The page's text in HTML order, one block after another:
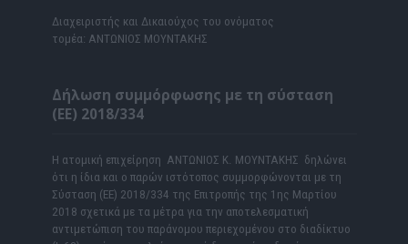
Διαχειριστής και Δικαιούχος του ονόματος
τομέα: ΑΝΤΩΝΙΟΣ ΜΟΥΝΤΑΚΗΣ
Δήλωση συμμόρφωσης με τη σύσταση
(ΕΕ) 2018/334
Η ατομική επιχείρηση ΑΝΤΩΝΙΟΣ Κ. ΜΟΥΝΤΑΚΗΣ δηλώνει
ότι η ίδια και ο παρών ιστότοπος συμμορφώνονται με τη
Σύσταση (ΕΕ) 2018/334 της Επιτροπής της 1ης Μαρτίου
2018 σχετικά με τα μέτρα για την αποτελεσματική
αντιμετώπιση του παράνομου περιεχομένου στο διαδίκτυο